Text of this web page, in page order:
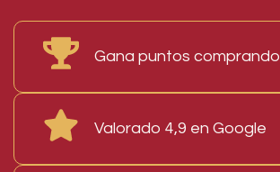
Gana puntos comprando
Valorado 4,9 en Google